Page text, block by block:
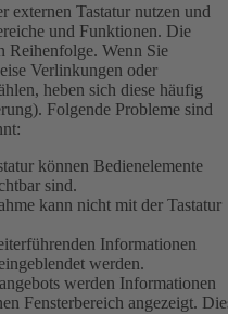
externen Tastatur nutzen und
und Funktionen. Die
Reihenfolge. Wenn Sie
Verlinkungen oder
heben sich diese häufig
Folgende Probleme sind
können Bedienelemente
sind.
kann nicht mit der Tastatur
Informationen
werden.
werden Informationen
Fensterbereich angezeigt.